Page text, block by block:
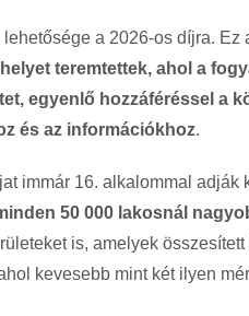
a 2026-os díjra.
teremtettek, ahol a
egyenlő hozzáféréssel a
és az információkhoz.
immár 16. alkalommal
50 000 lakosnál
is, amelyek
kevesebb mint két ilyen